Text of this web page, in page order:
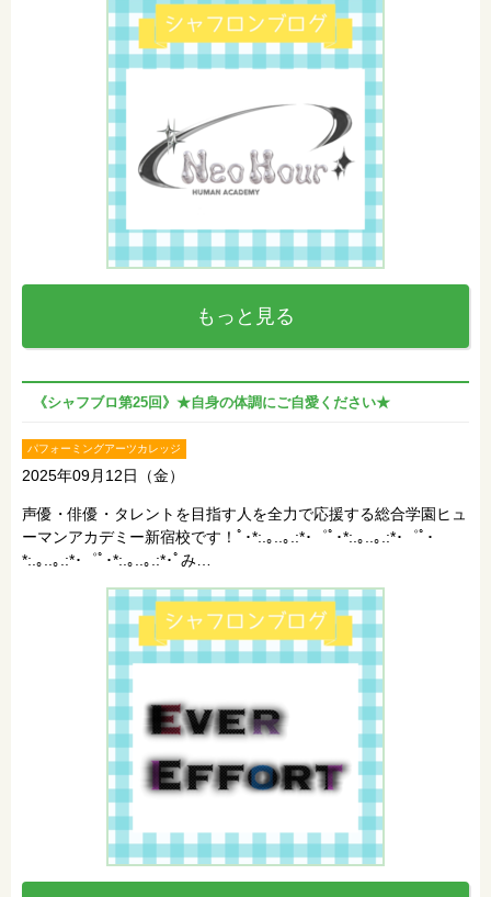
もっと見る
《シャフブロ第25回》★自身の体調にご自愛ください★
パフォーミングアーツカレッジ
2025年09月12日（金）
声優・俳優・タレントを目指す人を全力で応援する総合学園ヒュ
ーマンアカデミー新宿校です！ﾟ･*:.｡..｡.:*･゜ﾟ･*:.｡..｡.:*･゜ﾟ･
*:.｡..｡.:*･゜ﾟ･*:.｡..｡.:*･ﾟみ…